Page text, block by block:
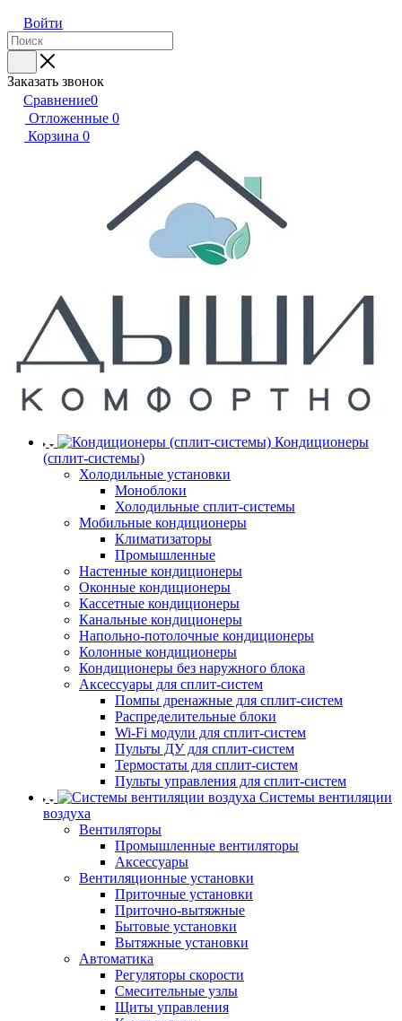
Войти
Заказать звонок
Сравнение0
Отложенные 0
Корзина 0
Кондиционеры
(сплит-системы)
Холодильные установки
Моноблоки
Холодильные сплит-системы
Мобильные кондиционеры
Климатизаторы
Промышленные
Настенные кондиционеры
Оконные кондиционеры
Кассетные кондиционеры
Канальные кондиционеры
Напольно-потолочные кондиционеры
Колонные кондиционеры
Кондиционеры без наружного блока
Аксессуары для сплит-систем
Помпы дренажные для сплит-систем
Распределительные блоки
Wi-Fi модули для сплит-систем
Пульты ДУ для сплит-систем
Термостаты для сплит-систем
Пульты управления для сплит-систем
Системы вентиляции
воздуха
Вентиляторы
Промышленные вентиляторы
Аксессуары
Вентиляционные установки
Приточные установки
Приточно-вытяжные
Бытовые установки
Вытяжные установки
Автоматика
Регуляторы скорости
Смесительные узлы
Щиты управления